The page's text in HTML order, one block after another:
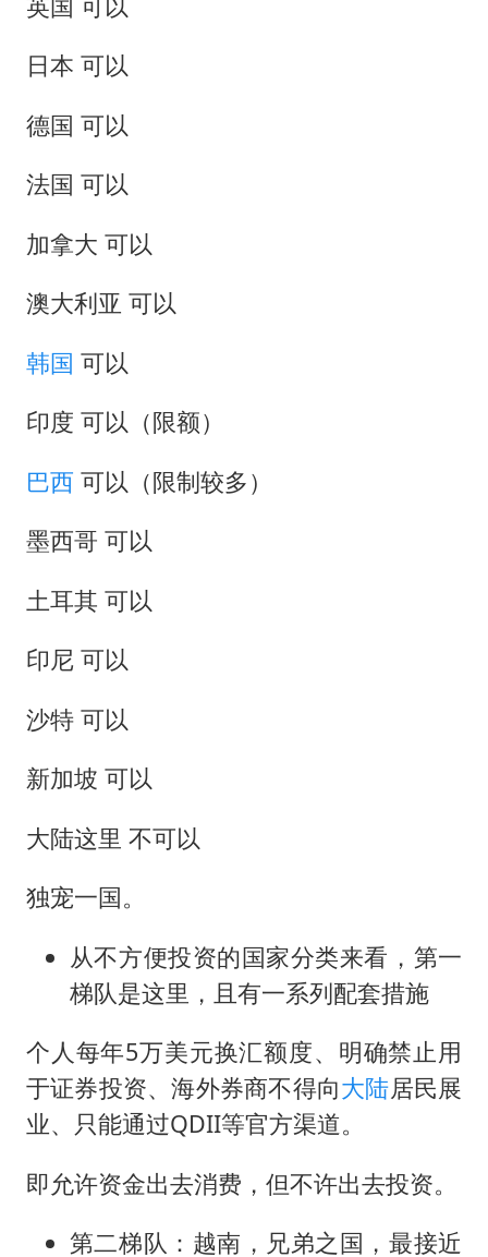
日本 可以
德国 可以
法国 可以
加拿大 可以
澳大利亚 可以
韩国 可以
印度 可以（限额）
巴西 可以（限制较多）
墨西哥 可以
土耳其 可以
印尼 可以
沙特 可以
新加坡 可以
大陆这里 不可以
独宠一国。
从不方便投资的国家分类来看，第一
梯队是这里，且有一系列配套措施
个人每年5万美元换汇额度、明确禁止用
于证券投资、海外券商不得向大陆居民展
业、只能通过QDII等官方渠道。
即允许资金出去消费，但不许出去投资。
第二梯队：越南，兄弟之国，最接近